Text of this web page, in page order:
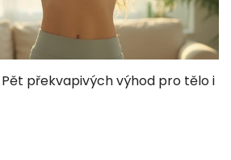
překvapivých výhod pro tělo i